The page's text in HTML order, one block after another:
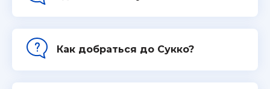
Как добраться до Сукко?